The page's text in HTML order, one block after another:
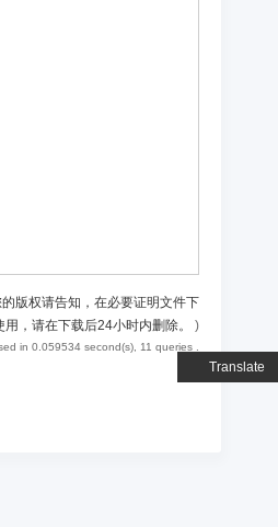
Translate
版权请告知，在必要证明文件下
，请在下载后24小时内删除。
)
in 0.059534 second(s), 11 queries .